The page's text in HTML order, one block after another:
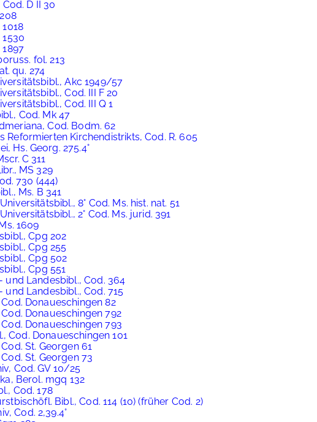
D II 30
fol. 213
qu. 274
Akc 1949/57
Cod. III F 20
Cod. III Q 1
Cod. Mk 47
Cod. Bodm. 62
Reformierten Kirchendistrikts, Cod. R. 605
Hs. Georg. 275.4°
C 311
MS 329
730 (444)
Ms. B 341
8° Cod. Ms. hist. nat. 51
2° Cod. Ms. jurid. 391
1609
Cpg 202
Cpg 255
Cpg 502
Cpg 551
und Landesbibl., Cod. 364
Landesbibl., Cod. 715
Donaueschingen 82
Donaueschingen 792
Donaueschingen 793
Cod. Donaueschingen 101
St. Georgen 61
St. Georgen 73
Cod. GV 10/25
Berol. mgq 132
Cod. 178
Bibl., Cod. 114 (10) (früher Cod. 2)
Cod. 2,39.4°